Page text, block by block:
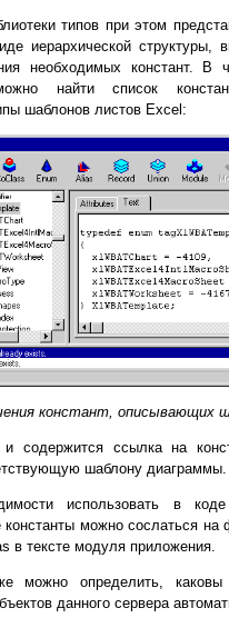
типов при этом
иерархической структуры,
необходимых констант. В
найти список
шаблонов листов Excel:
констант, описывающих
содержится ссылка на
шаблону диаграммы.
использовать в коде
константы можно сослаться
в тексте модуля приложения.
можно определить,
данного сервера